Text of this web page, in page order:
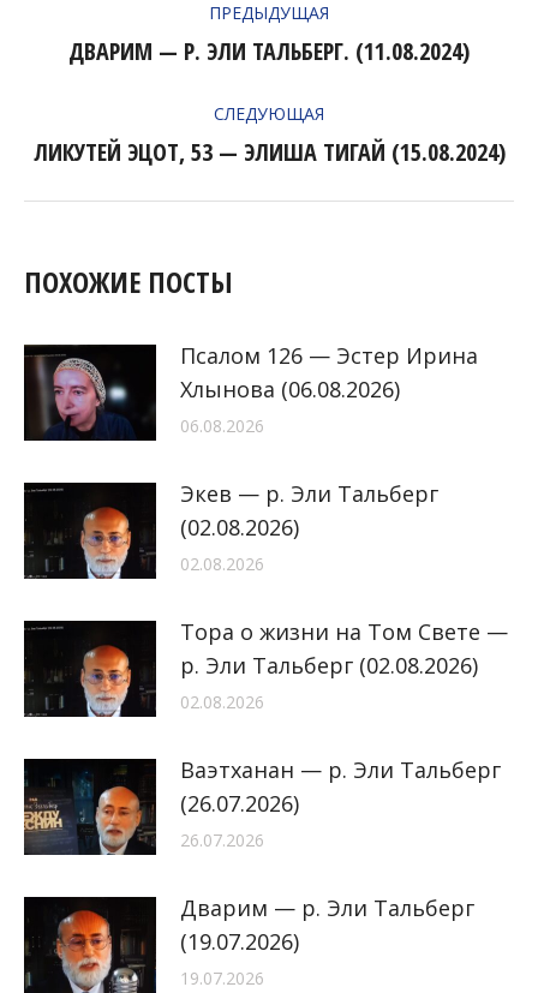
ПРЕДЫДУЩАЯ
Предыдущая
ДВАРИМ — Р. ЭЛИ ТАЛЬБЕРГ. (11.08.2024)
СЛЕДУЮЩАЯ
Следующая
ЛИКУТЕЙ ЭЦОТ, 53 — ЭЛИША ТИГАЙ (15.08.2024)
ПОХОЖИЕ ПОСТЫ
Псалом 126 — Эстер Ирина
Хлынова (06.08.2026)
06.08.2026
Экев — р. Эли Тальберг
(02.08.2026)
02.08.2026
Тора о жизни на Том Свете —
р. Эли Тальберг (02.08.2026)
02.08.2026
Ваэтханан — р. Эли Тальберг
(26.07.2026)
26.07.2026
Дварим — р. Эли Тальберг
(19.07.2026)
19.07.2026